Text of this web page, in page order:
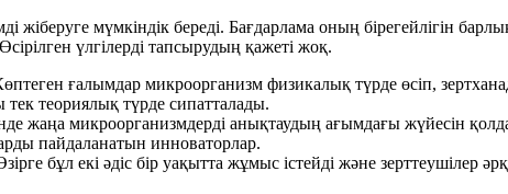
жіберуге мүмкіндік береді. Бағдарлама оның бірегейлігін
үлгілерді тапсырудың қажеті жоқ.
ғалымдар микроорганизм физикалық түрде өсіп,
теориялық түрде сипатталады.
жаңа микроорганизмдерді анықтаудың ағымдағы жүйесін
пайдаланатын инноваторлар.
бұл екі әдіс бір уақытта жұмыс істейді және зерттеушілер